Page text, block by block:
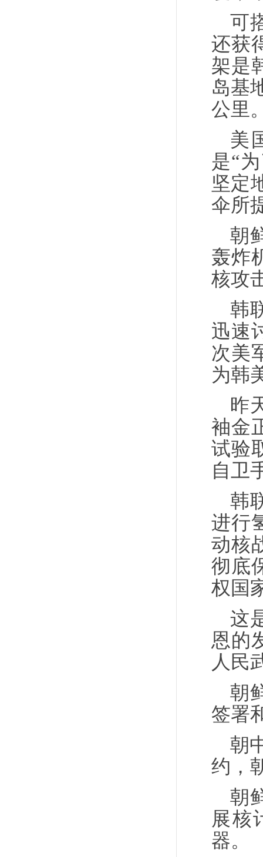
可
还获
架是
岛基
公里
美
是“
坚定
伞所
朝
轰炸
核攻
韩
迅速
次美
为韩
昨
袖金
试验
自卫
韩
进行
动核
彻底
权国
这
恩的
人民
朝
签署
朝
约，
朝
展核
器。